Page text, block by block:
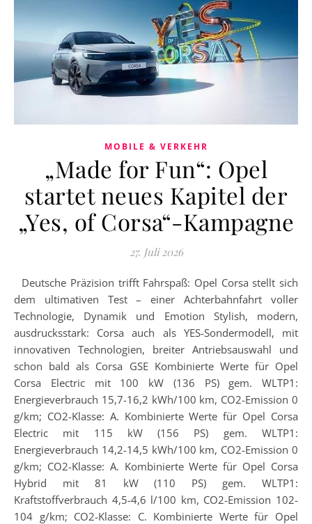
MOBILE & VERKEHR
„Made for Fun“: Opel
startet neues Kapitel der
„Yes, of Corsa“-Kampagne
27. Juli 2026
Deutsche Präzision trifft Fahrspaß: Opel Corsa stellt sich
dem ultimativen Test – einer Achterbahnfahrt voller
Technologie, Dynamik und Emotion Stylish, modern,
ausdrucksstark: Corsa auch als YES-Sondermodell, mit
innovativen Technologien, breiter Antriebsauswahl und
schon bald als Corsa GSE Kombinierte Werte für Opel
Corsa Electric mit 100 kW (136 PS) gem. WLTP1:
Energieverbrauch 15,7-16,2 kWh/100 km, CO2-Emission 0
g/km; CO2-Klasse: A. Kombinierte Werte für Opel Corsa
Electric mit 115 kW (156 PS) gem. WLTP1:
Energieverbrauch 14,2-14,5 kWh/100 km, CO2-Emission 0
g/km; CO2-Klasse: A. Kombinierte Werte für Opel Corsa
Hybrid mit 81 kW (110 PS) gem. WLTP1:
Kraftstoffverbrauch 4,5-4,6 l/100 km, CO2-Emission 102-
104 g/km; CO2-Klasse: C. Kombinierte Werte für Opel